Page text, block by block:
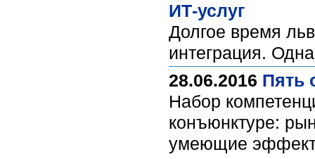
ИТ-услуг
Долгое время
интеграция.
28.06.2016 Пять
Набор
конъюнктуре:
умеющие